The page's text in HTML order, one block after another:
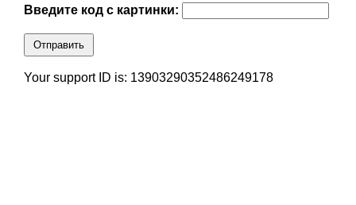
Введите код с картинки:
Отправить
Your support ID is: 13903290352486249178